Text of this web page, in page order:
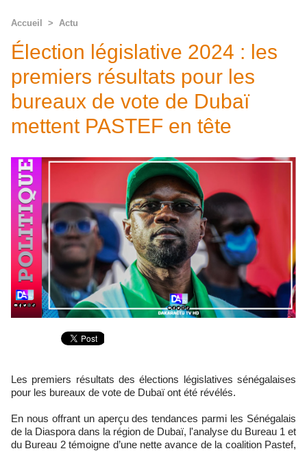
Accueil > Actu
Élection législative 2024 : les
premiers résultats pour les
bureaux de vote de Dubaï
mettent PASTEF en tête
Les premiers résultats des élections législatives sénégalaises
pour les bureaux de vote de Dubaï ont été révélés.
En nous offrant un aperçu des tendances parmi les Sénégalais
de la Diaspora dans la région de Dubaï, l'analyse du Bureau 1 et
du Bureau 2 témoigne d’une nette avance de la coalition Pastef,